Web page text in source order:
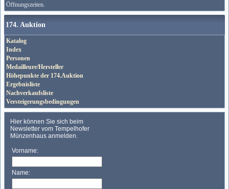
Öffnungszeiten.
174. Auktion
Katalog
Index
Personen
Medailleure/Hersteller
Höhepunkte der 174.Auktion
Ergebnisliste
Nachverkaufsliste
Versteigerungsbedingungen